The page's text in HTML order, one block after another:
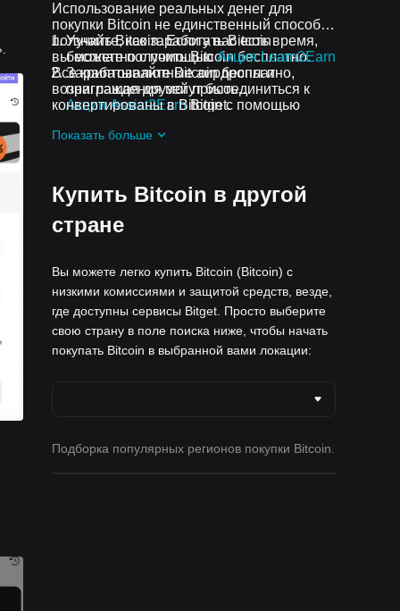
Использование реальных денег для
покупки Bitcoin не единственный способ
получить Bitcoin. Если у вас есть время,
вы можете получить Bitcoin бесплатно.
Узнайте, как заработать Bitcoin
бесплатно с помощьюАкция Learn2Earn
Зарабатывайте Bitcoin бесплатно,
приглашая друзей присоединиться к
Акции Assist2EarnBitget.
аирдропы, присоединившись к
Все криптовалютные аирдропы и
вознаграждения могут быть
конвертированы в Bitcoin с помощью
спотовой торговли.
Показать больше
Купить Bitcoin в другой
стране
Вы можете легко купить Bitcoin (Bitcoin) с
низкими комиссиями и защитой средств, везде,
где доступны сервисы Bitget. Просто выберите
свою страну в поле поиска ниже, чтобы начать
покупать Bitcoin в выбранной вами локации:
Подборка популярных регионов покупки Bitcoin.